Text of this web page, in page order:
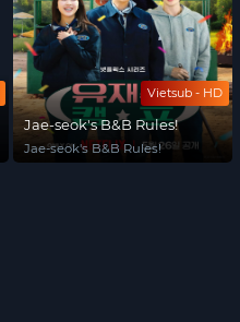
Vietsub - HD
Jae-seok's B&B Rules!
Jae-seok's B&B Rules!